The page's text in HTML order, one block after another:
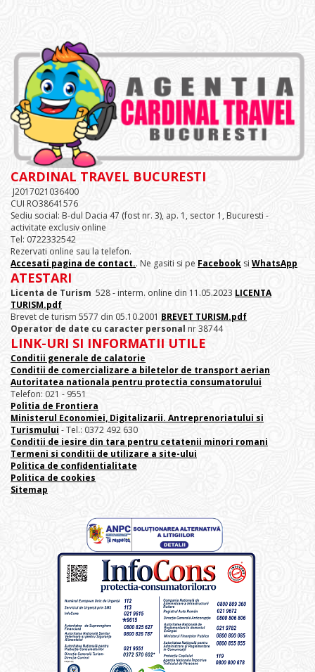
CARDINAL TRAVEL BUCURESTI
J2017021036400
CUI RO38641576
Sediu social: B-dul Dacia 47 (fost nr. 3), ap. 1, sector 1, Bucuresti -
activitate exclusiv online
Tel: 0722332542
Rezervati online sau la telefon.
Accesati pagina de contact.. Ne gasiti si pe Facebook si WhatsApp
ATESTARI
Licenta de Turism 528 - interm. online din 11.05.2023 LICENTA
TURISM.pdf
Brevet de turism 5577 din 05.10.2001 BREVET TURISM.pdf
Operator de date cu caracter personal nr 38744
LINK-URI SI INFORMATII UTILE
Conditii generale de calatorie
Conditii de comercializare a biletelor de transport aerian
Autoritatea nationala pentru protectia consumatorului
Telefon: 021 - 9551
Politia de Frontiera
Ministerul Economiei, Digitalizarii. Antreprenoriatului si
Turismului - Tel.: 0372 492 630
Conditii de iesire din tara pentru cetatenii minori romani
Termeni si conditii de utilizare a site-ului
Politica de confidentialitate
Politica de cookies
Sitemap